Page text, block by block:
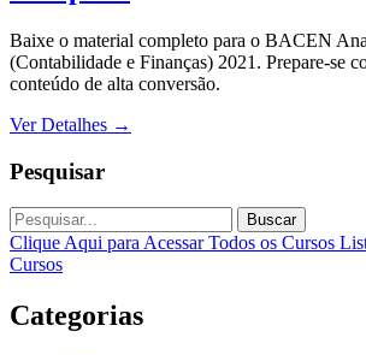
Baixe o material completo para o BACEN
(Contabilidade e Finanças) 2021. Prepare-se
conteúdo de alta conversão.
Ver Detalhes →
Pesquisar
Buscar
Clique Aqui para Acessar Todos os Cursos
Cursos
Categorias